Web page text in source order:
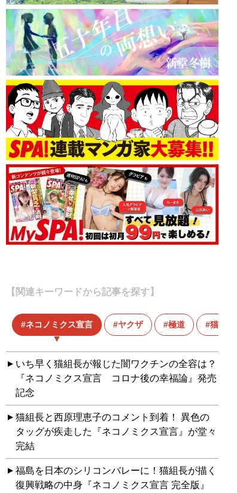
【関連キーワードから記事を探す】
ネコノミクス宣言 ヤクザ 極道 猫組長
いち早く猫組長が報じた闇ワクチンの全容は？
『ネコノミクス宣言 コロナ後の幸福論』発売
記念
猫組長と西原理恵子のコメント到着！ 異色の
タッグが疾走した『ネコノミクス宣言』が堂々
完結
福島を日本のシリコンバレーに！猫組長が描く
復興戦略の中身『ネコノミクス宣言 完全版』